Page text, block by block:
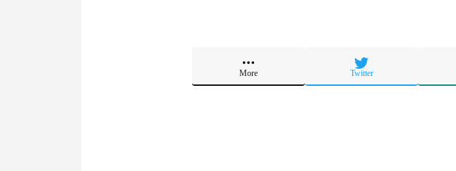
Twitter
More